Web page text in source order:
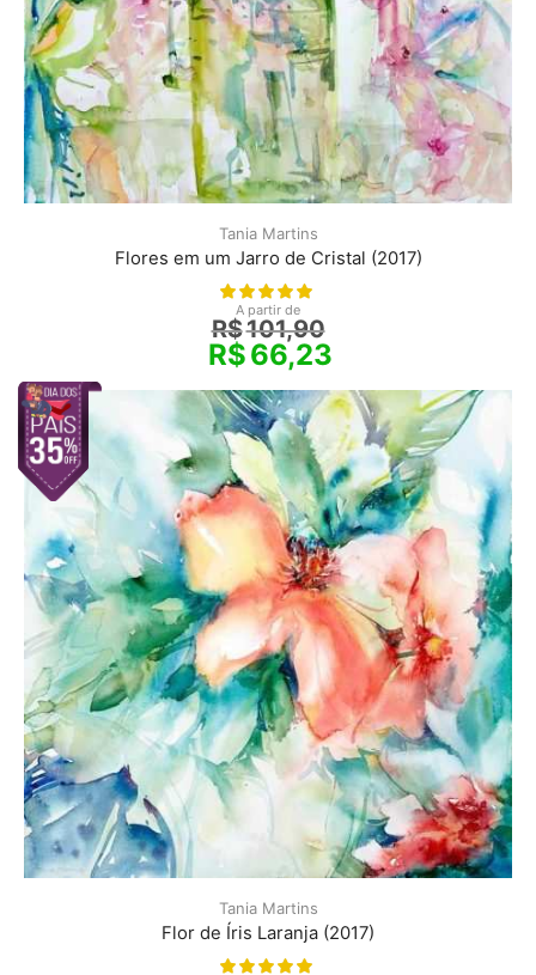
Tania Martins
Flores em um Jarro de Cristal (2017)
A partir de
R$101,90
R$66,23
Tania Martins
Flor de Íris Laranja (2017)